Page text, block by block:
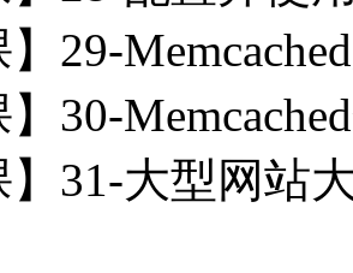
】29-
】30-
】31-大型网站